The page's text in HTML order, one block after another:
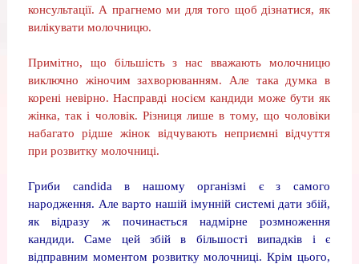
консультації. А прагнемо ми для того щоб дізнатися, як
вилікувати молочницю.
Примітно, що більшість з нас вважають молочницю
виключно жіночим захворюванням. Але така думка в
корені невірно. Насправді носієм кандиди може бути як
жінка, так і чоловік. Різниця лише в тому, що чоловіки
набагато рідше жінок відчувають неприємні відчуття
при розвитку молочниці.
Гриби candida в нашому організмі є з самого
народження. Але варто нашій імунній системі дати збій,
як відразу ж починається надмірне розмноження
кандиди. Саме цей збій в більшості випадків і є
відправним моментом розвитку молочниці. Крім цього,